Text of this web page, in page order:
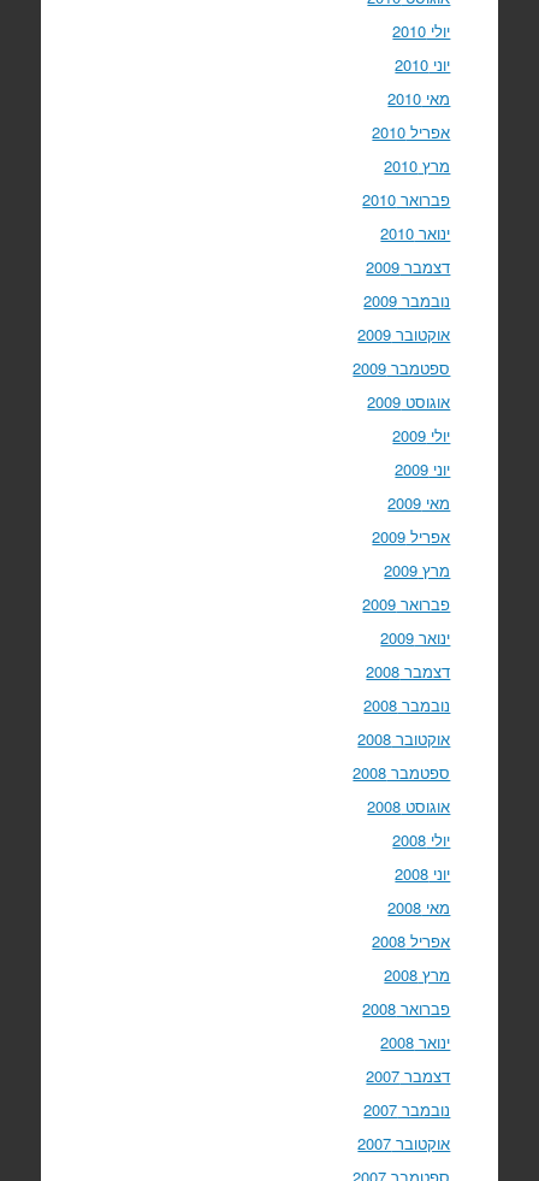
יולי 2010
יוני 2010
מאי 2010
אפריל 2010
מרץ 2010
פברואר 2010
ינואר 2010
דצמבר 2009
נובמבר 2009
אוקטובר 2009
ספטמבר 2009
אוגוסט 2009
יולי 2009
יוני 2009
מאי 2009
אפריל 2009
מרץ 2009
פברואר 2009
ינואר 2009
דצמבר 2008
נובמבר 2008
אוקטובר 2008
ספטמבר 2008
אוגוסט 2008
יולי 2008
יוני 2008
מאי 2008
אפריל 2008
מרץ 2008
פברואר 2008
ינואר 2008
דצמבר 2007
נובמבר 2007
אוקטובר 2007